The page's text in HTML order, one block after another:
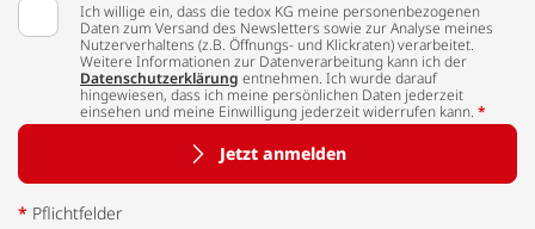
Ich willige ein, dass die tedox KG meine personenbezogenen
Daten zum Versand des Newsletters sowie zur Analyse meines
Nutzerverhaltens (z.B. Öffnungs- und Klickraten) verarbeitet.
Weitere Informationen zur Datenverarbeitung kann ich der
Datenschutzerklärung entnehmen. Ich wurde darauf
hingewiesen, dass ich meine persönlichen Daten jederzeit
einsehen und meine Einwilligung jederzeit widerrufen kann. *
Jetzt anmelden
* Pflichtfelder